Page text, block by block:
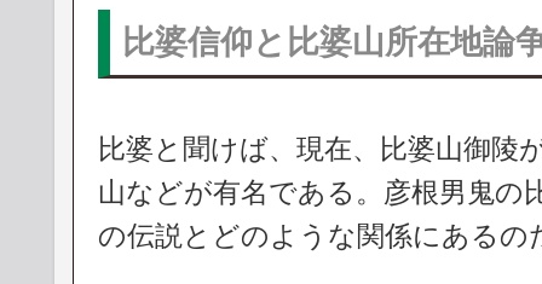
比婆信仰と比婆山所在地論
比婆と聞けば、現在、比婆山御陵
山などが有名である。彦根男鬼の
の伝説とどのような関係にあるの